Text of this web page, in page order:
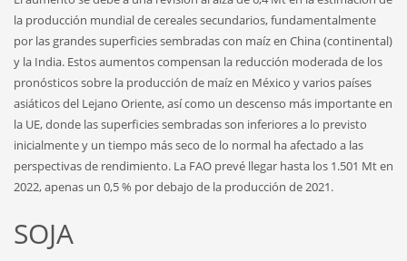
la producción mundial de cereales secundarios, fundamentalmente
por las grandes superficies sembradas con maíz en China (continental)
y la India. Estos aumentos compensan la reducción moderada de los
pronósticos sobre la producción de maíz en México y varios países
asiáticos del Lejano Oriente, así como un descenso más importante en
la UE, donde las superficies sembradas son inferiores a lo previsto
inicialmente y un tiempo más seco de lo normal ha afectado a las
perspectivas de rendimiento. La FAO prevé llegar hasta los 1.501 Mt en
2022, apenas un 0,5 % por debajo de la producción de 2021.
SOJA